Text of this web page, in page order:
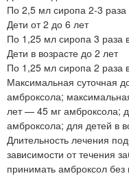
По 2,5 мл сиропа 2-3 раза
Дети от 2 до 6 лет
По 1,25 мл сиропа 3 раза
Дети в возрасте до 2 лет
По 1,25 мл сиропа 2 раза
Максимальная суточная
амброксола;
лет — 45 мг амброксола;
амброксола; для детей в
Длительность лечения
зависимости от течения
принимать амброксол